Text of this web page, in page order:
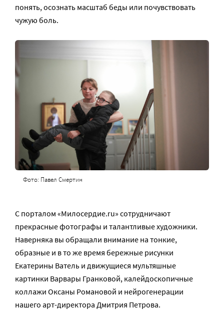
понять, осознать масштаб беды или почувствовать
чужую боль.
Фото: Павел Смертин
С порталом «Милосердие.ru» сотрудничают
прекрасные фотографы и талантливые художники.
Наверняка вы обращали внимание на тонкие,
образные и в то же время бережные рисунки
Екатерины Ватель и движущиеся мультяшные
картинки Варвары Гранковой, калейдоскопичные
коллажи Оксаны Романовой и нейрогенерации
нашего арт-директора Дмитрия Петрова.